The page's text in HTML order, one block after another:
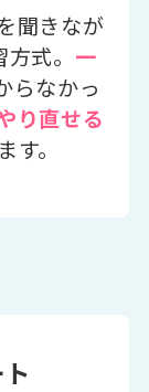
聞きなが
式。 一
らなかっ
り直せる
。